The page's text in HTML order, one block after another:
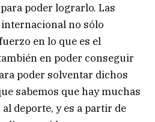
poder lograrlo. Las
no sólo
en lo que es el
en poder conseguir
poder solventar dichos
sabemos que hay muchas
deporte, y es a partir de